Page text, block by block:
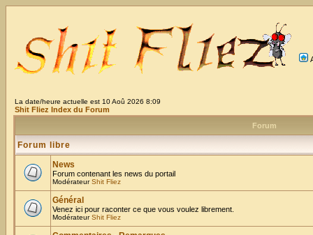
La date/heure actuelle est 10 Aoû 2026 8:09
Shit Fliez Index du Forum
Forum
Forum libre
News
Forum contenant les news du portail
ModérateurShit Fliez
Général
Venez ici pour raconter ce que vous voulez librement.
ModérateurShit Fliez